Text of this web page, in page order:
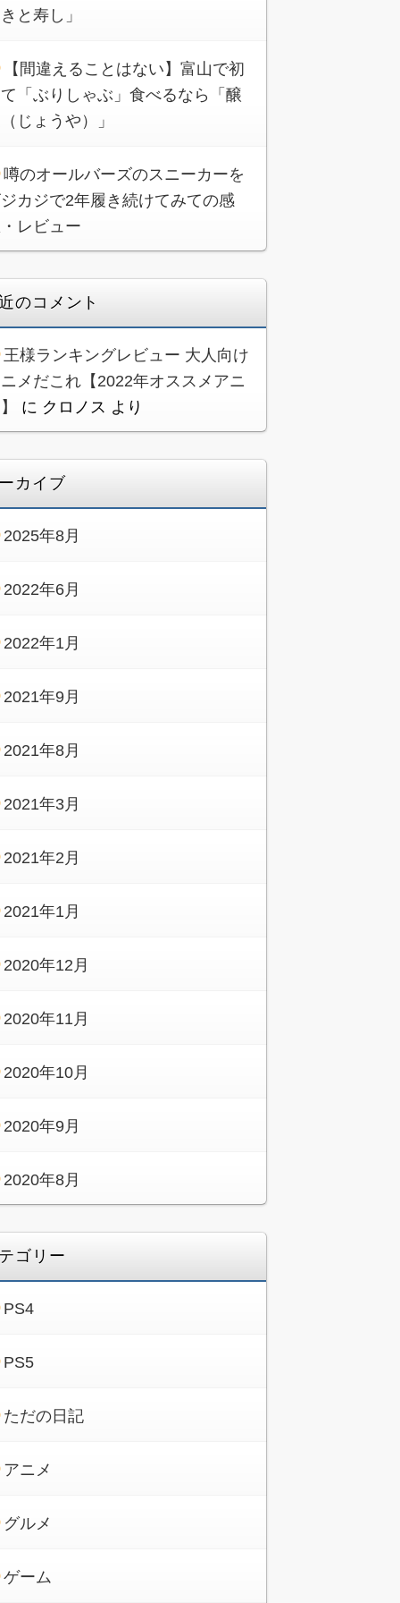
と寿し」
【間違えることはない】富山で初
「ぶりしゃぶ」食べるなら「醸
じょうや）」
噂のオールバーズのスニーカーを
カジで2年履き続けてみての感
レビュー
のコメント
王様ランキングレビュー 大人向け
メだこれ【2022年オススメアニ
に クロノス より
カイブ
2025年8月
2022年6月
2022年1月
2021年9月
2021年8月
2021年3月
2021年2月
2021年1月
2020年12月
2020年11月
2020年10月
2020年9月
2020年8月
ゴリー
PS4
PS5
ただの日記
アニメ
グルメ
ゲーム